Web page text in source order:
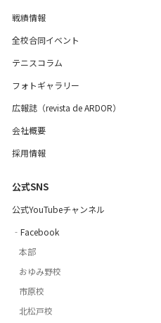
戦績情報
全校合同イベント
テニスコラム
フォトギャラリー
広報誌（revista de ARDOR）
会社概要
採用情報
公式SNS
公式YouTubeチャンネル
‐Facebook
本部
おゆみ野校
市原校
北松戸校